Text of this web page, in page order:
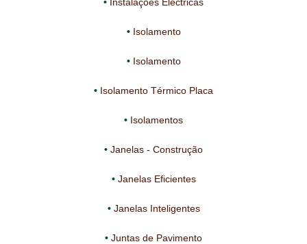
Isolamento
Isolamento
Isolamento Térmico Placa
Isolamentos
Janelas - Construção
Janelas Eficientes
Janelas Inteligentes
Juntas de Pavimento